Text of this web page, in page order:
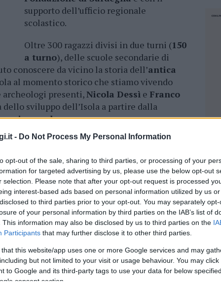
- Do Not Process My Personal Information
opt-out of the sale, sharing to third parties, or processing of your
for targeted advertising by us, please use the below opt-out
selection. Please note that after your opt-out request is processed
interest-based ads based on personal information utilized by us
to third parties prior to your opt-out. You may separately
of your personal information by third parties on the IAB’s list of
This information may also be disclosed by us to third parties on the
Participants that may further disclose it to other third parties.
that this website/app uses one or more Google services and may
but not limited to your visit or usage behaviour. You may
to Google and its third-party tags to use your data for below
consent section.
supporto dell’ufficio regionale
scolastico.
Oltre 300 ragazzi divisi in due turni (150
a turno), delle scuole secondarie di
conoscere da vicino la storia dell’antica
al momento storico che stiamo vivendo
archeologi presenti,Nicola Dessì e Franco
sviluppo dell’Isola a partire dalla
sardo.
Settimo Nizzi, e l’intervento del
dell’iniziativa con importanti investimenti
nuragico , gli studenti hanno cominciato a
e allo stesso tempo proiettato sul
sviluppo tracciate dal presidente
una nuova tappa per la crescita della
rispetto al patrimonio sardo analizzandolo
futuro della nostra Isola – spiega il
sempre da noi ed è per questo che la nostra